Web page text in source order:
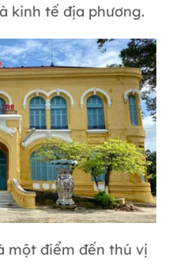
kinh tế địa phương.
một điểm đến thú vị